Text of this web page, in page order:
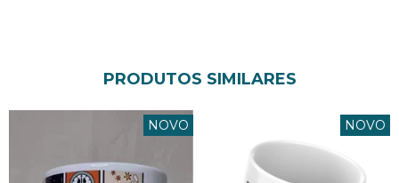
PRODUTOS SIMILARES
NOVO NOVO